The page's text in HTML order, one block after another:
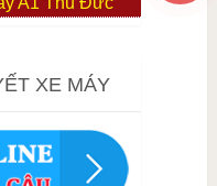
XE MÁY